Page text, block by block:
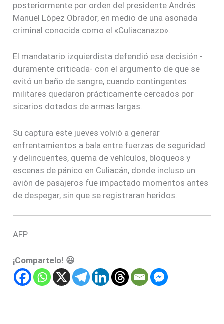
posteriormente por orden del presidente Andrés
Manuel López Obrador, en medio de una asonada
criminal conocida como el «Culiacanazo».
El mandatario izquierdista defendió esa decisión -
duramente criticada- con el argumento de que se
evitó un baño de sangre, cuando contingentes
militares quedaron prácticamente cercados por
sicarios dotados de armas largas.
Su captura este jueves volvió a generar
enfrentamientos a bala entre fuerzas de seguridad
y delincuentes, quema de vehículos, bloqueos y
escenas de pánico en Culiacán, donde incluso un
avión de pasajeros fue impactado momentos antes
de despegar, sin que se registraran heridos.
AFP
¡Compartelo! 😃